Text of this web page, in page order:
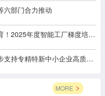
六部门合力推动
分基础、先进、卓越、领航四级培育！2025年度智能工厂梯度培育行动开始了
财政部、工业和信息化部关于进一步支持专精特新中小企业高质量发展的通知
MORE